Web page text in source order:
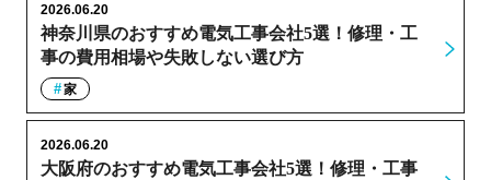
神奈川県のおすすめ電気工事会社5選！修理・工
事の費用相場や失敗しない選び方
2026.06.20
家
大阪府のおすすめ電気工事会社5選！修理・工事
2026.06.20